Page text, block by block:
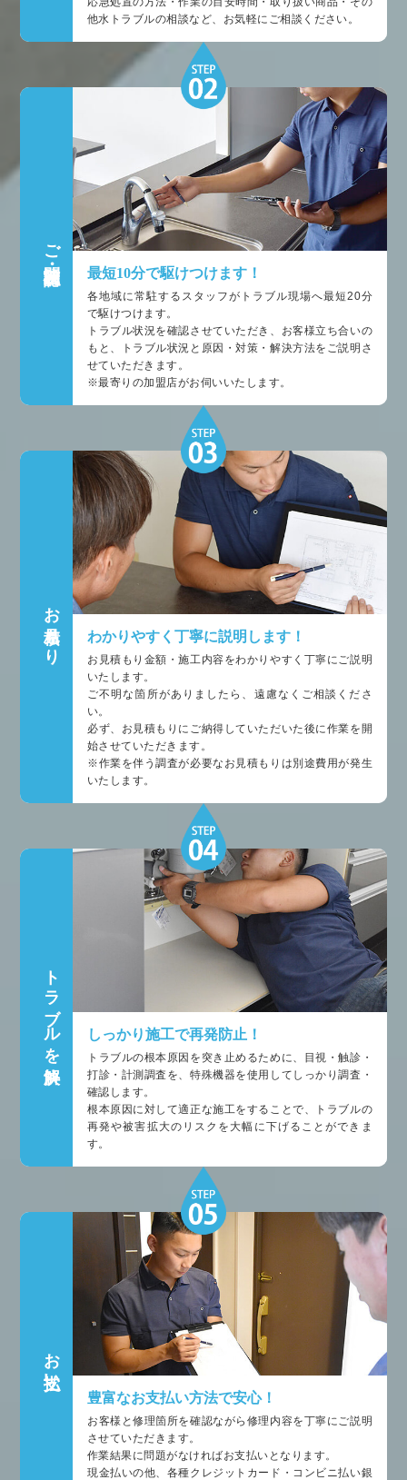
他水トラブルの相談など、お気軽にご相談ください。
ご訪問・状況確認
最短10分で駆けつけます！
各地域に常駐するスタッフがトラブル現場へ最短20分
で駆けつけます。
トラブル状況を確認させていただき、お客様立ち合いの
もと、トラブル状況と原因・対策・解決方法をご説明さ
せていただきます。
※最寄りの加盟店がお伺いいたします。
お見積もり わかりやすく丁寧に説明します！
お見積もり金額・施工内容をわかりやすく丁寧にご説明
いたします。
ご不明な箇所がありましたら、遠慮なくご相談くださ
い。
必ず、お見積もりにご納得していただいた後に作業を開
始させていただきます。
※作業を伴う調査が必要なお見積もりは別途費用が発生
いたします。
トラブルを解決 しっかり施工で再発防止！
トラブルの根本原因を突き止めるために、目視・触診・
打診・計測調査を、特殊機器を使用してしっかり調査・
確認します。
根本原因に対して適正な施工をすることで、トラブルの
再発や被害拡大のリスクを大幅に下げることができま
す。
お支払い
豊富なお支払い方法で安心！
お客様と修理箇所を確認ながら修理内容を丁寧にご説明
させていただきます。
作業結果に問題がなければお支払いとなります。
現金払いの他、各種クレジットカード・コンビニ払い銀